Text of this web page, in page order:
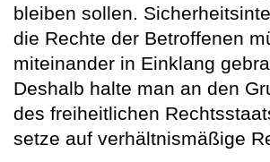
bleiben sollen.
die Rechte der Betroffenen
miteinander in Einklang
Deshalb halte man an den
des freiheitlichen
setze auf verhältnismäßige